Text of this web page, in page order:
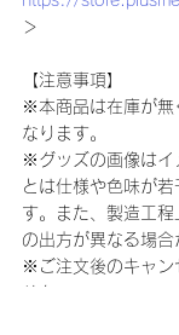
＞
【注意事項】
※本商品は在庫が無
なります。
※グッズの画像はイ
とは仕様や色味が
す。また、製造工
の出方が異なる場合
※ご注文後のキャン